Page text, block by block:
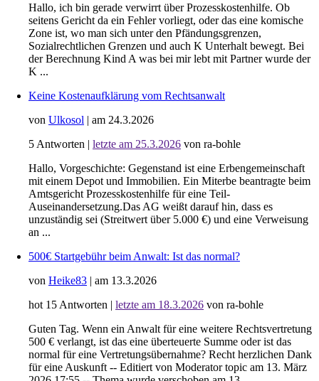
Hallo, ich bin gerade verwirrt über Prozesskostenhilfe. Ob
seitens Gericht da ein Fehler vorliegt, oder das eine komische
Zone ist, wo man sich unter den Pfändungsgrenzen,
Sozialrechtlichen Grenzen und auch K Unterhalt bewegt. Bei
der Berechnung Kind A was bei mir lebt mit Partner wurde der
K ...
Keine Kostenaufklärung vom Rechtsanwalt
von Ulkosol | am 24.3.2026
5 Antworten | letzte am 25.3.2026 von ra-bohle
Hallo, Vorgeschichte: Gegenstand ist eine Erbengemeinschaft
mit einem Depot und Immobilien. Ein Miterbe beantragte beim
Amtsgericht Prozesskostenhilfe für eine Teil-
Auseinandersetzung. ​Das AG weißt darauf hin, dass es
unzuständig sei (Streitwert über 5.000 €) und eine Verweisung
an ...
500€ Startgebühr beim Anwalt: Ist das normal?
von Heike83 | am 13.3.2026
hot 15 Antworten | letzte am 18.3.2026 von ra-bohle
Guten Tag. Wenn ein Anwalt für eine weitere Rechtsvertretung
500 € verlangt, ist das eine überteuerte Summe oder ist das
normal für eine Vertretungsübernahme? Recht herzlichen Dank
für eine Auskunft -- Editiert von Moderator topic am 13. März